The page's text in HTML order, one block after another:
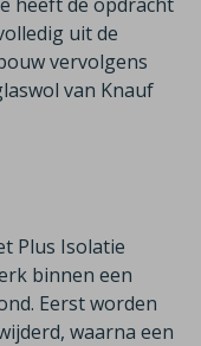
uit de
vervolgens
van Knauf
Plus Isolatie
binnen een
Eerst worden
waarna een